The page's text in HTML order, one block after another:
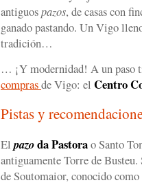
antiguospazos, de casas con
ganado pastando. Un Vigo
tradición…
… ¡Y modernidad! A un paso
comprasde Vigo: el Centro
Pistas y
Elpazoda Pastorao Santo
antiguamente Torre de
de Soutomaior, conocido